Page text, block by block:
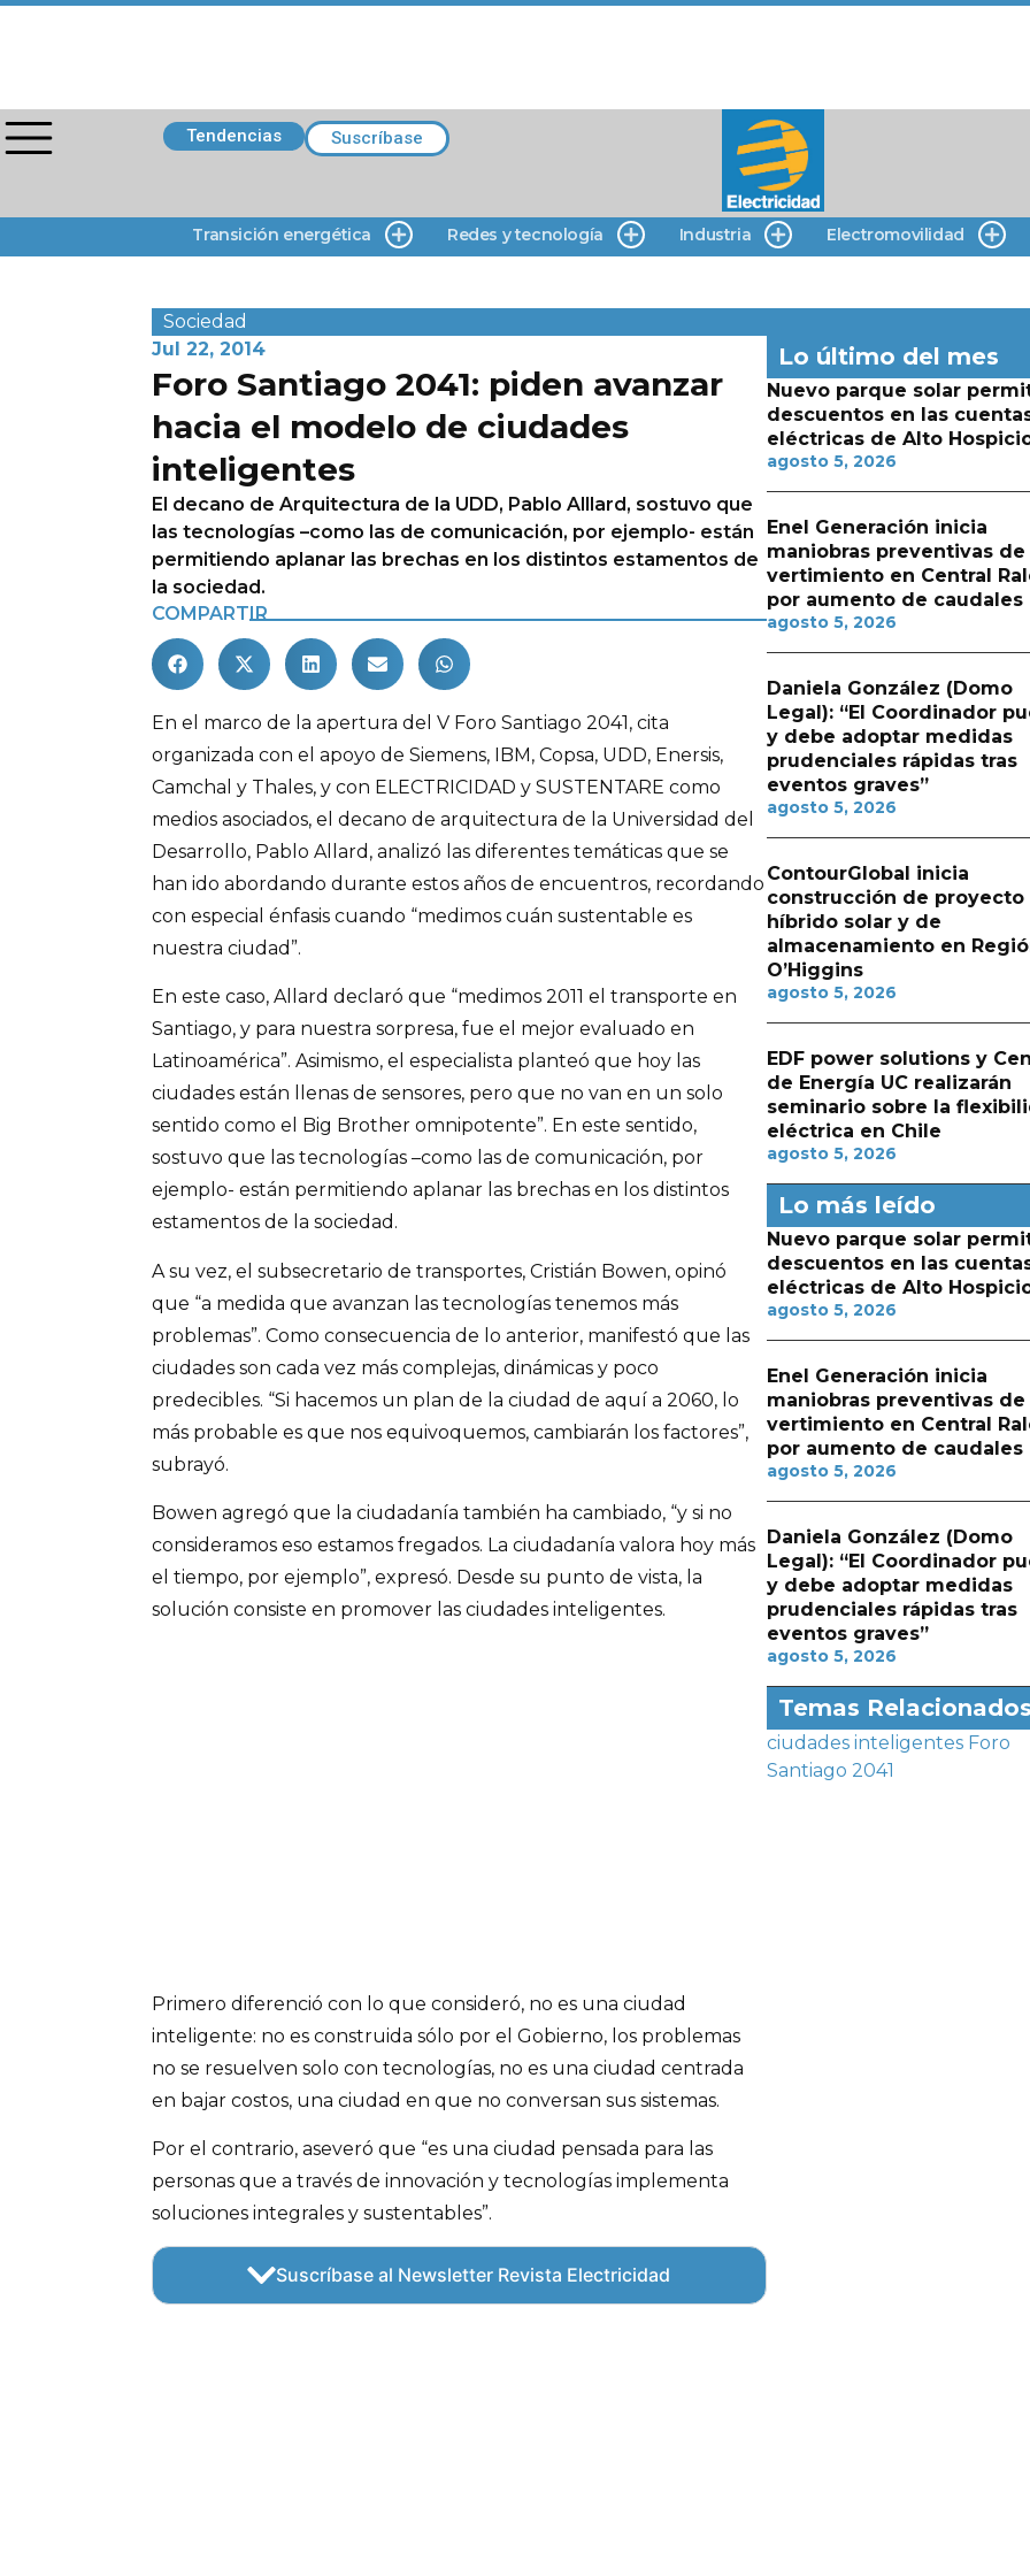
Tendencias Suscríbase
Transición energética Redes y tecnología Industria Electromovilidad
Sociedad
Jul 22, 2014
Foro Santiago 2041: piden avanzar
hacia el modelo de ciudades
inteligentes
El decano de Arquitectura de la UDD, Pablo Alllard, sostuvo que
las tecnologías –como las de comunicación, por ejemplo- están
permitiendo aplanar las brechas en los distintos estamentos de
la sociedad.
COMPARTIR
En el marco de la apertura del V Foro Santiago 2041, cita
organizada con el apoyo de Siemens, IBM, Copsa, UDD, Enersis,
Camchal y Thales, y con ELECTRICIDAD y SUSTENTARE como
medios asociados, el decano de arquitectura de la Universidad del
Desarrollo, Pablo Allard, analizó las diferentes temáticas que se
han ido abordando durante estos años de encuentros, recordando
con especial énfasis cuando “medimos cuán sustentable es
nuestra ciudad”.
En este caso, Allard declaró que “medimos 2011 el transporte en
Santiago, y para nuestra sorpresa, fue el mejor evaluado en
Latinoamérica”. Asimismo, el especialista planteó que hoy las
ciudades están llenas de sensores, pero que no van en un solo
sentido como el Big Brother omnipotente”. En este sentido,
sostuvo que las tecnologías –como las de comunicación, por
ejemplo- están permitiendo aplanar las brechas en los distintos
estamentos de la sociedad.
A su vez, el subsecretario de transportes, Cristián Bowen, opinó
que “a medida que avanzan las tecnologías tenemos más
problemas”. Como consecuencia de lo anterior, manifestó que las
ciudades son cada vez más complejas, dinámicas y poco
predecibles. “Si hacemos un plan de la ciudad de aquí a 2060, lo
más probable es que nos equivoquemos, cambiarán los factores”,
subrayó.
Bowen agregó que la ciudadanía también ha cambiado, “y si no
consideramos eso estamos fregados. La ciudadanía valora hoy más
el tiempo, por ejemplo”, expresó. Desde su punto de vista, la
solución consiste en promover las ciudades inteligentes.
Primero diferenció con lo que consideró, no es una ciudad
inteligente: no es construida sólo por el Gobierno, los problemas
no se resuelven solo con tecnologías, no es una ciudad centrada
en bajar costos, una ciudad en que no conversan sus sistemas.
Por el contrario, aseveró que “es una ciudad pensada para las
personas que a través de innovación y tecnologías implementa
soluciones integrales y sustentables”.
Suscríbase al Newsletter Revista Electricidad
Lo último del mes
Nuevo parque solar
descuentos en las
eléctricas de Alto
agosto 5, 2026
Enel Generación inicia
maniobras preventivas de
vertimiento en Central
por aumento de caudales
agosto 5, 2026
Daniela González (Domo
Legal): “El Coordinador
y debe adoptar medidas
prudenciales rápidas tras
eventos graves”
agosto 5, 2026
ContourGlobal inicia
construcción de proyecto
híbrido solar y de
almacenamiento en
O’Higgins
agosto 5, 2026
EDF power solutions y
de Energía UC realizarán
seminario sobre la
eléctrica en Chile
agosto 5, 2026
Lo más leído
Nuevo parque solar
descuentos en las
eléctricas de Alto
agosto 5, 2026
Enel Generación inicia
maniobras preventivas de
vertimiento en Central
por aumento de caudales
agosto 5, 2026
Daniela González (Domo
Legal): “El Coordinador
y debe adoptar medidas
prudenciales rápidas tras
eventos graves”
agosto 5, 2026
Temas Relacionados
ciudades inteligentes Foro
Santiago 2041